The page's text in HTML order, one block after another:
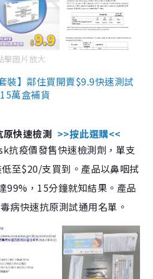
擊圖片放大
裝】鄰住買開賣$9.9快速測試
萬盒補貨
快速檢測 >>按此選購<<
抗疫價發售快速檢測劑，單支
至$20/支買到。產品以鼻咽拭
99%，15分鐘就知結果。產品
病快速抗原測試通用名單。